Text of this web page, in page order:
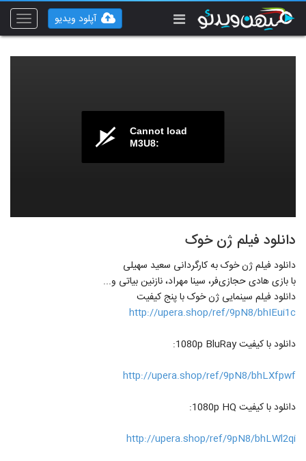
Toggle
آپلود ویدیو
Cannot load
M3U8:
دانلود فیلم ژن خوک
دانلود فیلم ژن خوک به کارگردانی سعید سهیلی
با بازی هادی حجازی‌فر، سینا مهراد، نازنین بیاتی و...
دانلود فیلم سینمایی ژن خوک با پنج کیفیت
http://upera.shop/ref/9pN8/bhIEui1c
دانلود با کیفیت 1080p BluRay:
http://upera.shop/ref/9pN8/bhLXfpwf
دانلود با کیفیت 1080p HQ:
http://upera.shop/ref/9pN8/bhLWl2qi